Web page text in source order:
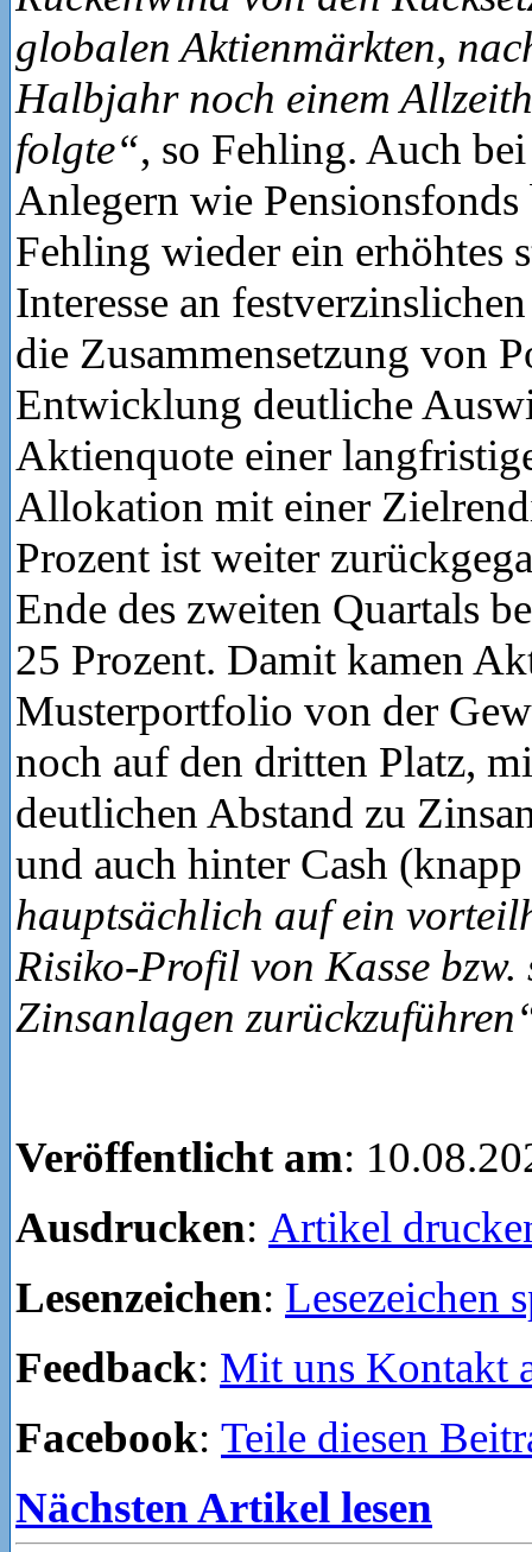
globalen Aktienmärkten,
Halbjahr noch einem
folgte“, so Fehling. Auch
Anlegern wie Pensionsfonds
Fehling wieder ein erhöhtes
Interesse an
die Zusammensetzung von
Entwicklung deutliche
Aktienquote einer
Allokation mit einer
Prozent ist weiter
Ende des zweiten Quartals
25 Prozent. Damit kamen
Musterportfolio von der
noch auf den dritten Platz,
deutlichen Abstand zu
und auch hinter Cash
hauptsächlich auf ein
Risiko-Profil von Kasse
Zinsanlagen
Veröffentlicht am:
Ausdrucken: Artikel
Lesenzeichen: Lesezeichen
Feedback: Mit uns Kontakt
Facebook: Teile diesen
Nächsten Artikel lesen